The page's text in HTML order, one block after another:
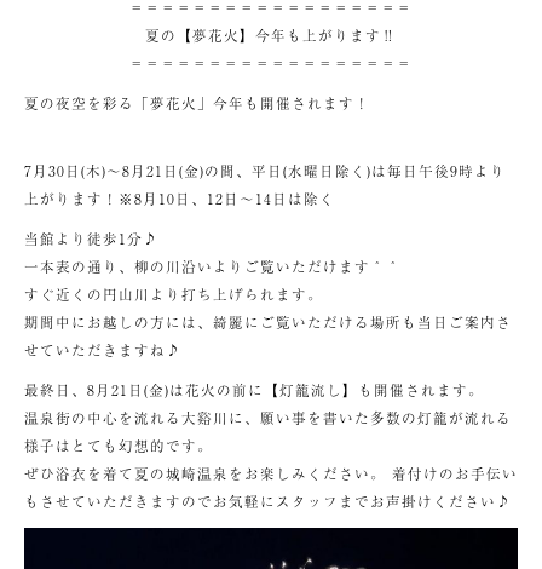
＝＝＝＝＝＝＝＝＝＝＝＝＝＝＝＝＝＝
夏の【夢花火】今年も上がります‼
＝＝＝＝＝＝＝＝＝＝＝＝＝＝＝＝＝＝
夏の夜空を彩る「夢花火」今年も開催されます！
7月30日(木)〜8月21日(金)の間、平日(水曜日除く)は毎日午後9時より
上がります！※8月10日、12日〜14日は除く
当館より徒歩1分♪
一本表の通り、柳の川沿いよりご覧いただけます＾＾
すぐ近くの円山川より打ち上げられます。
期間中にお越しの方には、綺麗にご覧いただける場所も当日ご案内さ
せていただきますね♪
最終日、8月21日(金)は花火の前に【灯籠流し】も開催されます。
温泉街の中心を流れる大谿川に、願い事を書いた多数の灯籠が流れる
様子はとても幻想的です。
ぜひ浴衣を着て夏の城崎温泉をお楽しみください。 着付けのお手伝い
もさせていただきますのでお気軽にスタッフまでお声掛けください♪